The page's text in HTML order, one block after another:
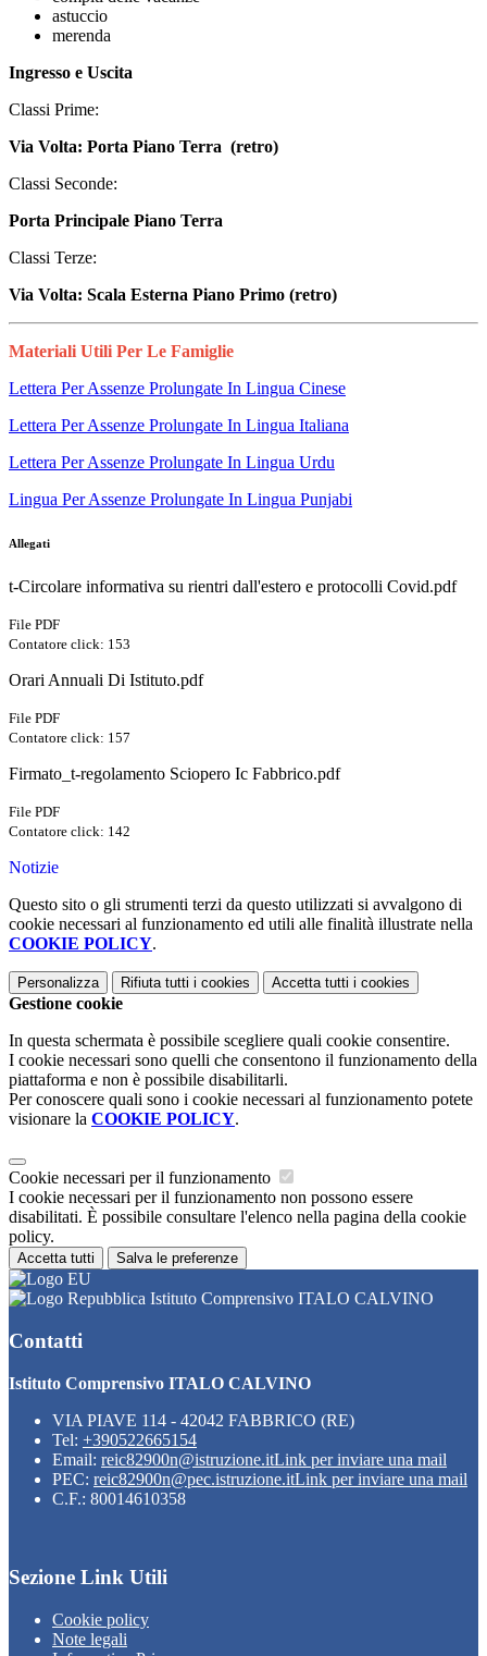
astuccio
merenda
Ingresso e Uscita
Classi Prime:
Via Volta: Porta Piano Terra (retro)
Classi Seconde:
Porta Principale Piano Terra
Classi Terze:
Via Volta: Scala Esterna Piano Primo (retro)
Materiali Utili Per Le Famiglie
Lettera Per Assenze Prolungate In Lingua Cinese
Lettera Per Assenze Prolungate In Lingua Italiana
Lettera Per Assenze Prolungate In Lingua Urdu
Lingua Per Assenze Prolungate In Lingua Punjabi
Allegati
t-Circolare informativa su rientri dall'estero e protocolli Covid.pdf
File PDF
Contatore click: 153
Orari Annuali Di Istituto.pdf
File PDF
Contatore click: 157
Firmato_t-regolamento Sciopero Ic Fabbrico.pdf
File PDF
Contatore click: 142
Notizie
Questo sito o gli strumenti terzi da questo utilizzati si avvalgono di
cookie necessari al funzionamento ed utili alle finalità illustrate nella
COOKIE POLICY.
Personalizza Rifiuta tutti i cookies Accetta tutti i cookies
Gestione cookie
In questa schermata è possibile scegliere quali cookie consentire.
I cookie necessari sono quelli che consentono il funzionamento della
piattaforma e non è possibile disabilitarli.
Per conoscere quali sono i cookie necessari al funzionamento potete
visionare la COOKIE POLICY.
Cookie necessari per il funzionamento
I cookie necessari per il funzionamento non possono essere
disabilitati. È possibile consultare l'elenco nella pagina della cookie
policy.
Accetta tutti Salva le preferenze
Istituto Comprensivo ITALO CALVINO
Contatti
Istituto Comprensivo ITALO CALVINO
VIA PIAVE 114 - 42042 FABBRICO (RE)
Tel: +390522665154
Email: reic82900n@istruzione.itLink per inviare una mail
PEC: reic82900n@pec.istruzione.itLink per inviare una mail
C.F.: 80014610358
Sezione Link Utili
Cookie policy
Note legali